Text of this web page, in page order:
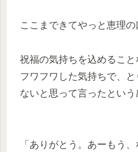
ここまできてやっと恵理の
祝福の気持ちを込めること
フワフワした気持ちで、
ないと思って言ったという
「ありがとう。あーもう